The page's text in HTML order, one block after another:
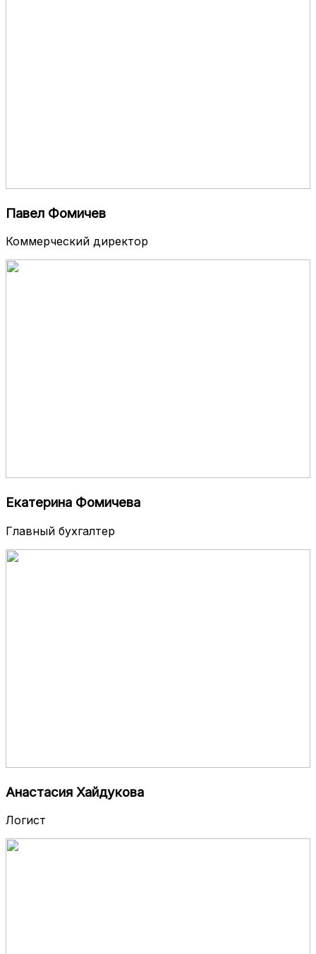
Павел Фомичев
Коммерческий директор
Екатерина Фомичева
Главный бухгалтер
Анастасия Хайдукова
Логист